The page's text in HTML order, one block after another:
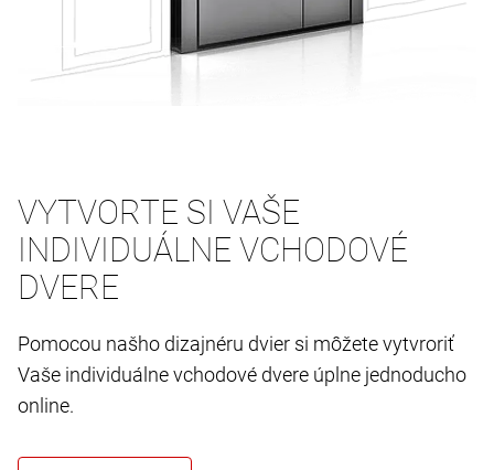
VYTVORTE SI VAŠE
INDIVIDUÁLNE VCHODOVÉ
DVERE
Pomocou našho dizajnéru dvier si môžete vytvroriť
Vaše individuálne vchodové dvere úplne jednoducho
online.